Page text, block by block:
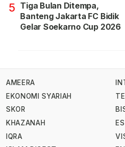
5 Tiga Bulan Ditempa,
Banteng Jakarta FC Bidik
Gelar Soekarno Cup 2026
AMEERA
EKONOMI SYARIAH
SKOR
KHAZANAH
IQRA